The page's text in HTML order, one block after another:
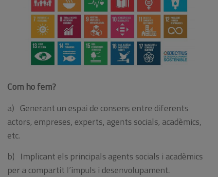
Com ho fem?
a) Generant un espai de consens entre diferents
actors, empreses, experts, agents socials, acadèmics,
etc.
b) Implicant els principals agents socials i acadèmics
per a compartit l’impuls i desenvolupament.